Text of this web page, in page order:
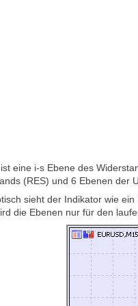
eine i-s Ebene des
(RES) und 6 Ebenen der
sieht der Indikator wie
die Ebenen nur für den